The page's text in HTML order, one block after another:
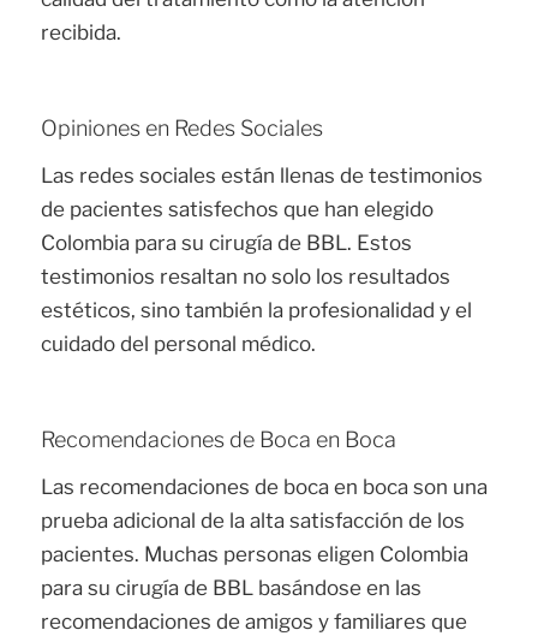
recibida.
Opiniones en Redes Sociales
Las redes sociales están llenas de testimonios
de pacientes satisfechos que han elegido
Colombia para su cirugía de BBL. Estos
testimonios resaltan no solo los resultados
estéticos, sino también la profesionalidad y el
cuidado del personal médico.
Recomendaciones de Boca en Boca
Las recomendaciones de boca en boca son una
prueba adicional de la alta satisfacción de los
pacientes. Muchas personas eligen Colombia
para su cirugía de BBL basándose en las
recomendaciones de amigos y familiares que